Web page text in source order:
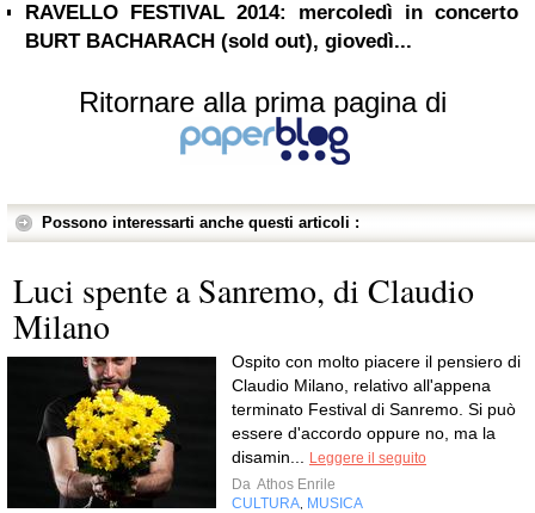
RAVELLO FESTIVAL 2014: mercoledì in concerto
BURT BACHARACH (sold out), giovedì...
Ritornare alla prima pagina di
Possono interessarti anche questi articoli :
Luci spente a Sanremo, di Claudio
Milano
Ospito con molto piacere il pensiero di
Claudio Milano, relativo all'appena
terminato Festival di Sanremo. Si può
essere d'accordo oppure no, ma la
disamin...
Leggere il seguito
Da Athos Enrile
CULTURA MUSICA